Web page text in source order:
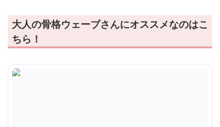
大人の骨格ウェーブさんにオススメなのはこ
ちら！